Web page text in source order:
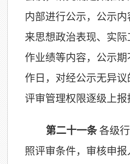
内部进行公示，公示
来思想政治表现、实
作业绩等内容，公示期
作日，对经公示无异
评审管理权限逐级上报
第二十一条 各级
照评审条件， 审核申报